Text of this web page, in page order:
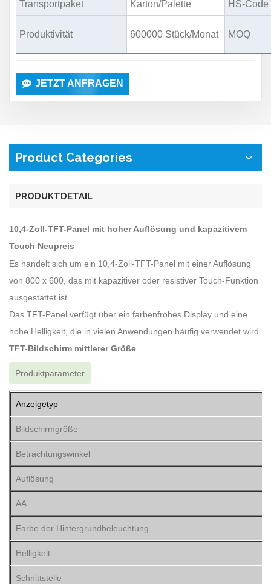
Transportpaket Karton/Palette HS-Code
Produktivität 600000 Stück/Monat MOQ
JETZT ANFRAGEN
Product Categories
PRODUKTDETAIL
10,4-Zoll-TFT-Panel mit hoher Auflösung und kapazitivem
Touch Neupreis
Es handelt sich um ein 10,4-Zoll-TFT-Panel mit einer Auflösung
von 800 x 600, das mit kapazitiver oder resistiver Touch-Funktion
ausgestattet ist.
Das TFT-Panel verfügt über ein farbenfrohes Display und eine
hohe Helligkeit, die in vielen Anwendungen häufig verwendet wird.
TFT-Bildschirm mittlerer Größe
Produktparameter
Anzeigetyp
Bildschirmgröße
Betrachtungswinkel
Auflösung
AA
Farbe der Hintergrundbeleuchtung
Helligkeit
Schnittstelle